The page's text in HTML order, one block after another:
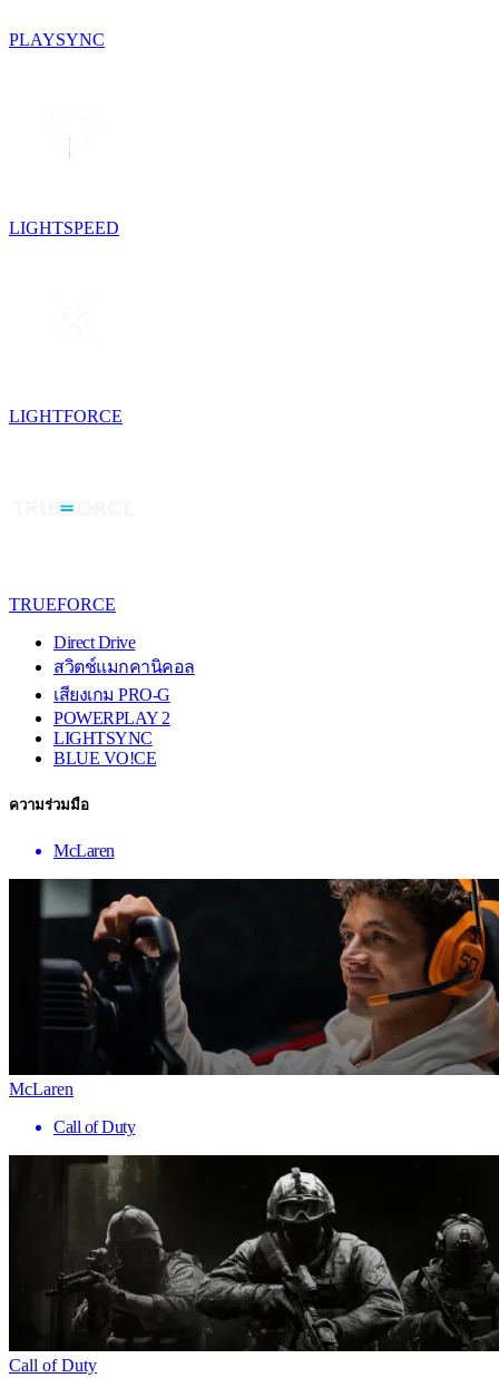
PLAYSYNC
LIGHTSPEED
LIGHTFORCE
TRUEFORCE
Direct Drive
สวิตช์แมกคานิคอล
เสียงเกม PRO-G
POWERPLAY 2
LIGHTSYNC
BLUE VO!CE
ความร่วมมือ
McLaren
McLaren
Call of Duty
Call of Duty